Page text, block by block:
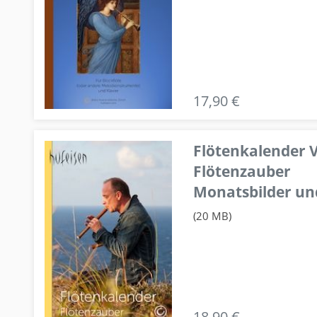
17,90 €
Flötenkalender
Flötenzauber
Monatsbilder
(20 MB)